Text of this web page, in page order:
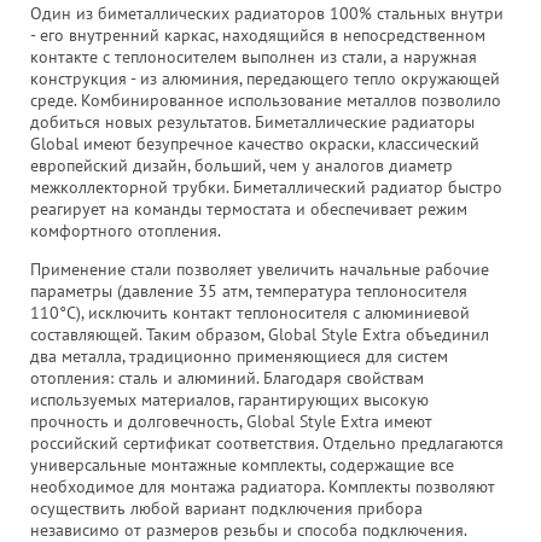
Один из биметаллических радиаторов 100% стальных внутри
- его внутренний каркас, находящийся в непосредственном
контакте с теплоносителем выполнен из стали, а наружная
конструкция - из алюминия, передающего тепло окружающей
среде. Комбинированное использование металлов позволило
добиться новых результатов. Биметаллические радиаторы
Global имеют безупречное качество окраски, классический
европейский дизайн, больший, чем у аналогов диаметр
межколлекторной трубки. Биметаллический радиатор быстро
реагирует на команды термостата и обеспечивает режим
комфортного отопления.
Применение стали позволяет увеличить начальные рабочие
параметры (давление 35 атм, температура теплоносителя
110°С), исключить контакт теплоносителя с алюминиевой
составляющей. Таким образом, Global Style Extra объединил
два металла, традиционно применяющиеся для систем
отопления: сталь и алюминий. Благодаря свойствам
используемых материалов, гарантирующих высокую
прочность и долговечность, Global Style Extra имеют
российский сертификат соответствия. Отдельно предлагаются
универсальные монтажные комплекты, содержащие все
необходимое для монтажа радиатора. Комплекты позволяют
осуществить любой вариант подключения прибора
независимо от размеров резьбы и способа подключения.